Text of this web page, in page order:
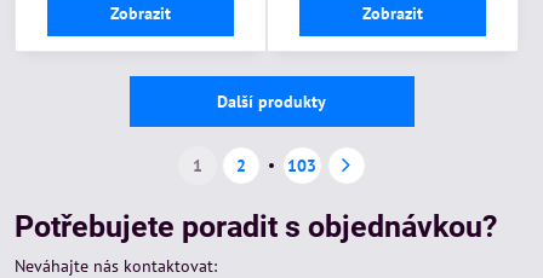
Zobrazit Zobrazit
Další produkty
1 2 103
Potřebujete poradit s objednávkou?
Neváhajte nás kontaktovat: